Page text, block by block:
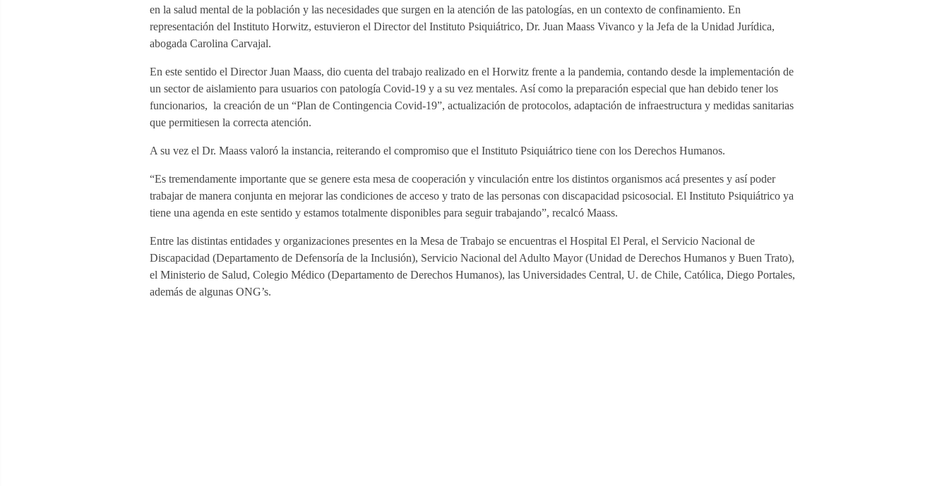
en la salud mental de la población y las necesidades que surgen en la atención de las patologías, en un contexto de confinamiento. En
representación del Instituto Horwitz, estuvieron el Director del Instituto Psiquiátrico, Dr. Juan Maass Vivanco y la Jefa de la Unidad Jurídica,
abogada Carolina Carvajal.
En este sentido el Director Juan Maass, dio cuenta del trabajo realizado en el Horwitz frente a la pandemia, contando desde la implementación de
un sector de aislamiento para usuarios con patología Covid-19 y a su vez mentales. Así como la preparación especial que han debido tener los
funcionarios, la creación de un “Plan de Contingencia Covid-19”, actualización de protocolos, adaptación de infraestructura y medidas sanitarias
que permitiesen la correcta atención.
A su vez el Dr. Maass valoró la instancia, reiterando el compromiso que el Instituto Psiquiátrico tiene con los Derechos Humanos.
“Es tremendamente importante que se genere esta mesa de cooperación y vinculación entre los distintos organismos acá presentes y así poder
trabajar de manera conjunta en mejorar las condiciones de acceso y trato de las personas con discapacidad psicosocial. El Instituto Psiquiátrico ya
tiene una agenda en este sentido y estamos totalmente disponibles para seguir trabajando”, recalcó Maass.
Entre las distintas entidades y organizaciones presentes en la Mesa de Trabajo se encuentras el Hospital El Peral, el Servicio Nacional de
Discapacidad (Departamento de Defensoría de la Inclusión), Servicio Nacional del Adulto Mayor (Unidad de Derechos Humanos y Buen Trato),
el Ministerio de Salud, Colegio Médico (Departamento de Derechos Humanos), las Universidades Central, U. de Chile, Católica, Diego Portales,
además de algunas ONG’s.